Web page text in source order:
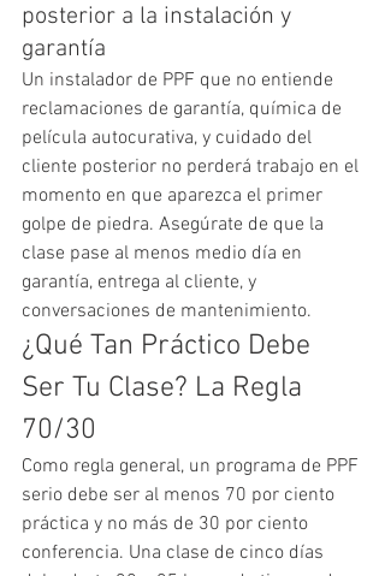
posterior a la instalación y
garantía
Un instalador de PPF que no entiende
reclamaciones de garantía, química de
película autocurativa, y cuidado del
cliente posterior no perderá trabajo en el
momento en que aparezca el primer
golpe de piedra. Asegúrate de que la
clase pase al menos medio día en
garantía, entrega al cliente, y
conversaciones de mantenimiento.
¿Qué Tan Práctico Debe
Ser Tu Clase? La Regla
70/30
Como regla general, un programa de PPF
serio debe ser al menos 70 por ciento
práctica y no más de 30 por ciento
conferencia. Una clase de cinco días